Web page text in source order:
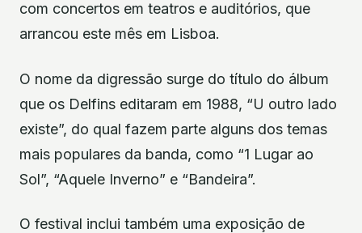
com concertos em teatros e auditórios, que
arrancou este mês em Lisboa.
O nome da digressão surge do título do álbum
que os Delfins editaram em 1988, “U outro lado
existe”, do qual fazem parte alguns dos temas
mais populares da banda, como “1 Lugar ao
Sol”, “Aquele Inverno” e “Bandeira”.
O festival inclui também uma exposição de